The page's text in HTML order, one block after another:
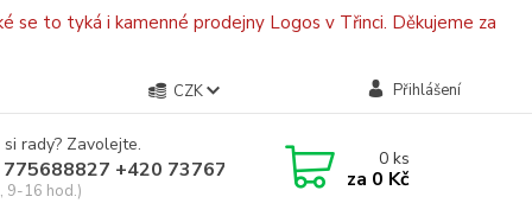
se to tyká i kamenné prodejny Logos v Třinci. Děkujeme za
CZK Přihlášení
rady? Zavolejte.
+420 737670415
9-16 hod.)
0ks
za 0 Kč